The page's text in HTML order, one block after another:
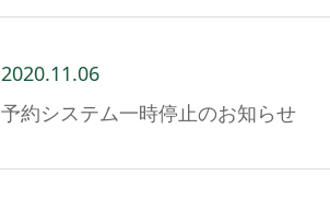
2020.11.06
予約システム一時停止のお知らせ